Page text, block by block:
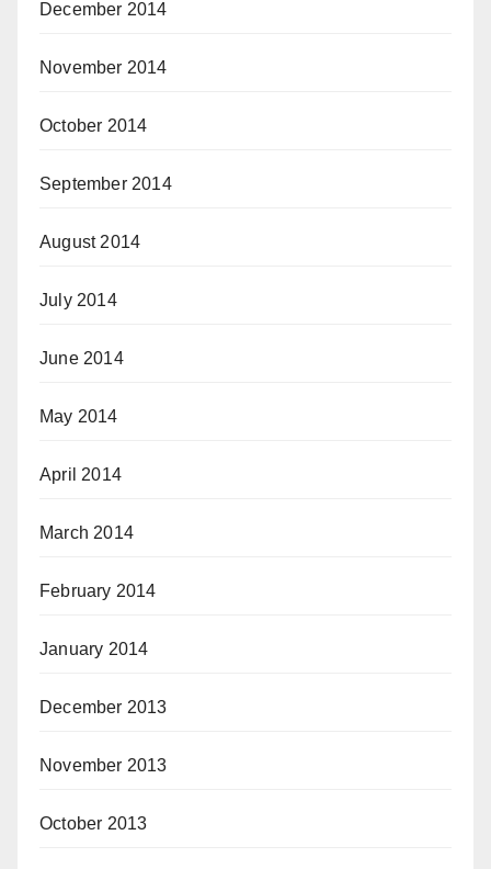
December 2014
November 2014
October 2014
September 2014
August 2014
July 2014
June 2014
May 2014
April 2014
March 2014
February 2014
January 2014
December 2013
November 2013
October 2013